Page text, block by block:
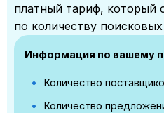
платный тариф, который
по количеству
Информация по вашему
Количество
Количество